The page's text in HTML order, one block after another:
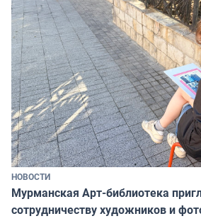
НОВОСТИ
Мурманская Арт-библиотека
сотрудничеству художников и